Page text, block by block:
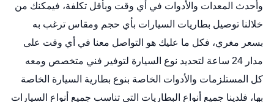
وأحدث المعدات والأدوات في أي وقت وبأقل تكلفة، فيمكنك من
خلالنا توصيل بطاريات السيارات بأي حجم ومقاس ترغب به
بسعر مغري، فكل ما عليك هو التواصل معنا في أي وقت على
مدار 24 ساعة لتحديد نوع السيارة لتوفير فني متخصص ومعه
كل المستلزمات والأدوات الخاصة بنوع بطارية السيارة الخاصة
بها، فلدينا جميع أنواع البطاريات التى تناسب جميع أنواع السيارات